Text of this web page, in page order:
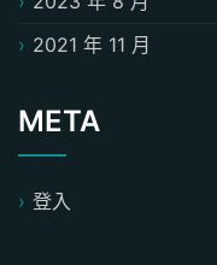
2021 年 11 月
META
登入